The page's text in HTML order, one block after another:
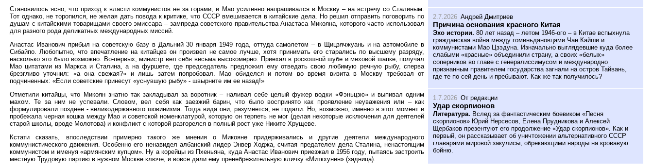
Становилось ясно, что приход к власти коммунистов не за горами, и Мао усиленно напрашивался в Москву – на встречу со Сталиным.
Тот однако, не торопился, не желая дать повода к критике, что СССР вмешивается в китайские дела. Но решил отправить поговорить по
душам с китайскими товарищами своего эмиссара – зампреда советского правительства Анастаса Микояна, которого часто использовал
для разного рода деликатных международных миссий.
Анастас Иванович прибыл на советскую базу в Дальний 30 января 1949 года, оттуда самолетом – в Щицзячжуань и на автомобиле в
Сибайпо. Любопытно, что впечатление на китайцев он произвел не самое лучше, хотя принимать его старались по высшему разряду,
насколько это было возможно. Во-первых, министр вел себя весьма высокомерно. Приехал в роскошной шубе и меховой шапке, получал
Мао цитатами из Маркса и Сталина, а на фуршете, где председатель предложил ему отведать свою любимую речную рыбу, сперва
брезгливо уточнил: «а она свежая?» и лишь затем попробовал. Мао обиделся и потом во время визита в Москву требовал от
подчиненных: «Если советские принесут «уснувшую рыбу» - швырните им ее назад!»
Отметили китайцы, что Микоян знатно так закладывал за воротник – наливал себе целый фужер водки «Фэньцзю» и выпивал одним
махом. Те за ним не успевали. Словом, вел себя как заезжий барин, что было воспринято как проявление неуважения или – как
формулировали позднее - великодержавного шовинизма. Тогда вида они, разумеется, не подали. Но, возможно, именно в этот момент и
пробежала черная кошка между Мао и советской номенклатурой, которую он терпеть не мог (делая некоторые исключения для деятелей
старой школы, вроде Молотова) и конфликт с которой разгорелся в полный рост уже Никите Хрущеве.
Кстати сказать, впоследствии примерно такого же мнения о Микояне придерживались и другие деятели международного
коммунистического движения. Особенно его ненавидел албанский лидер Энвер Ходжа, считая предателем дела Сталина, ненастоящим
коммунистом и именуя «армянским купцом». Ну а корейцы из Пхеньяна, куда Анастас Иванович приезжал в 1956 году, пытаясь застроить
местную Трудовую партию в нужном Москве ключе, и вовсе дали ему пренебрежительную кличку «Миткхунен» (задница).
2.7.2026 Андрей Дмитриев
Причина основания красного Китая
Эхо истории. 80 лет назад – летом 1946-ого – в Китае вспыхнула
гражданская война между гоминьдановцами Чан Кайши и
коммунистами Мао Цзэдуна. Изначально выглядевшие куда более
слабыми «красные» объединили страну, а своих «белых»
соперников во главе с генералиссимусом и международно
признанным правителем государства загнали на остров Тайвань,
где те по сей день и пребывают. Как же так получилось?
1.7.2026 От редакции
Удар скорпионов
Литература. Вслед за фантастическим боевиком «Песня
скорпионов» Юрий Нерсесов, Елена Прудникова и Алексей
Щербаков презентуют его продолжение «Удар скорпионов». Как и
первый, он рассказывает об уничтожении альтернативного СССР
главарями мировой закулисы, обрекающими народы на кровавую
бойню.